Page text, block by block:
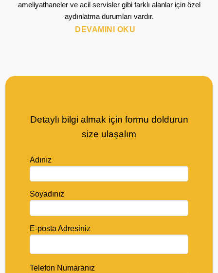
ameliyathaneler ve acil servisler gibi farklı alanlar için özel
aydınlatma durumları vardır.
DEVAMINI OKU
Detaylı bilgi almak için formu doldurun
size ulaşalım
Adınız
Soyadınız
E-posta Adresiniz
Telefon Numaranız